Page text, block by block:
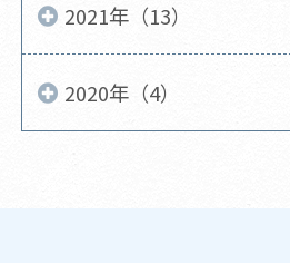
2021年（13）
2020年（4）